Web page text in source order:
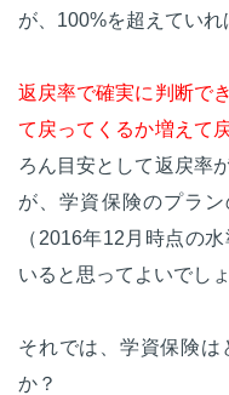
が、100%を超えていれ
返戻率で確実に判断で
て戻ってくるか増えて
ろん目安として返戻率
が、学資保険のプラ
（2016年12月時点の
いると思ってよいでしょ
それでは、学資保険は
か？